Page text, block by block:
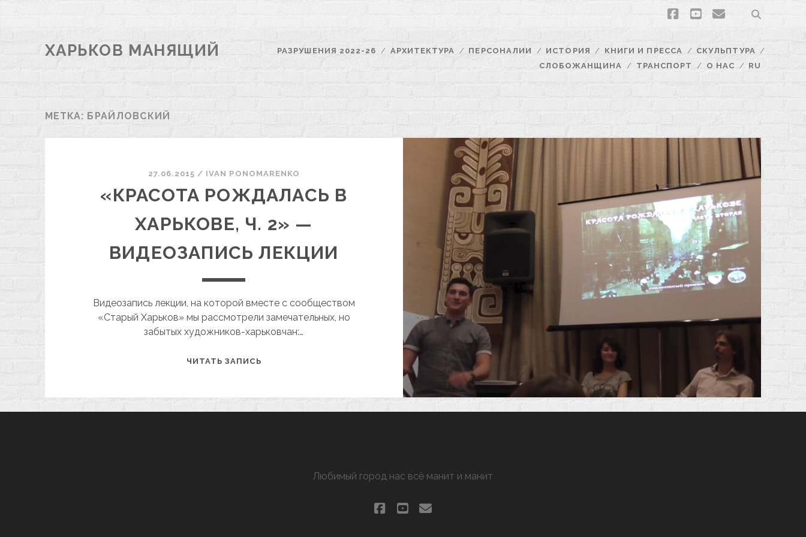
facebook
youtubeemail
ХАРЬКОВ МАНЯЩИЙ РАЗРУШЕНИЯ 2022-26 АРХИТЕКТУРА ПЕРСОНАЛИИ ИСТОРИЯ КНИГИ И ПРЕССА
СКУЛЬПТУРА
СЛОБОЖАНЩИНА
ТРАНСПОРТ О НАС RU
МЕТКА: БРАЙЛОВСКИЙ
27.06.2015 / ІVAN PONOMARENKO
«КРАСОТА РОЖДАЛАСЬ В
ХАРЬКОВЕ, Ч. 2» —
ВИДЕОЗАПИСЬ ЛЕКЦИИ
Видеозапись лекции, на которой вместе с сообществом
«Старый Харьков» мы рассмотрели замечательных, но
забытых художников-харьковчан:…
ЧИТАТЬ ЗАПИСЬ«КРАСОТА
Любимый город нас всё манит и манит
facebook
youtube
email